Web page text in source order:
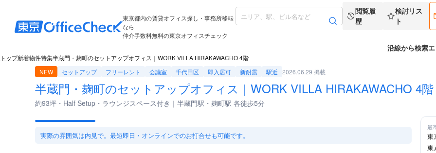
東京都内の賃貸オフィス探し・事務所移転
なら
仲介手数料無料の東京オフィスチェック
閲覧履
歴
検討リス
ト
沿線から検索
トップ新着物件特集半蔵門・麹町のセットアップオフィス｜WORK VILLA HIRAKAWACHO 4階
NEW
セットアップ フリーレント 会議室 千代田区 即入居可 新耐震 駅近 2026.06.29 掲載
半蔵門・麹町のセットアップオフィス｜WORK VILLA HIRAKAWACHO 4階
約93坪・Half Setup・ラウンジスペース付き｜半蔵門駅・麹町駅 各徒歩5分
実際の雰囲気は内見で。最短即日・オンラインでのお打合せも可能です。
最
東
東